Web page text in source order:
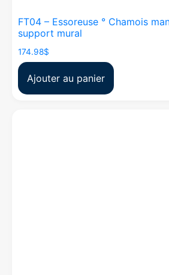
FT04 – Essoreuse ° Chamois
support mural
174.98$
Ajouter au panier